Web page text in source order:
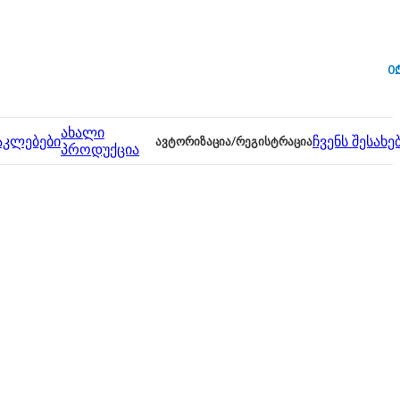
0
ახალი
პროდუქცია
ᲐᲕᲢᲝᲠᲘᲖᲐᲪᲘᲐ/ᲠᲔᲒᲘᲡᲢᲠᲐᲪᲘᲐჩვენს